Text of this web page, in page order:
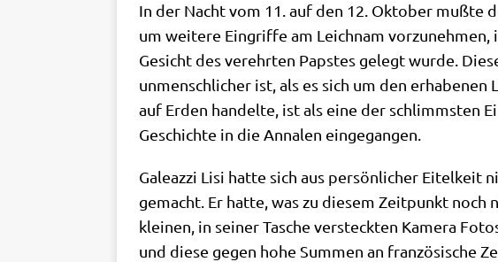
In der Nacht vom 11. auf den 12. Okto­ber muß­te
um wei­te­re Ein­grif­fe am Leich­nam vor­zu­neh­men,
Gesicht des ver­ehr­ten Pap­stes gelegt wur­de.
unmensch­li­cher ist, als es sich um den
auf Erden han­del­te, ist als eine der schlimm­sten
Geschich­te in die Anna­len eingegangen.
Gale­az­zi Lisi hat­te sich aus per­sön­li­cher Eitel­keit
gemacht. Er hat­te, was zu die­sem Zeit­punkt
klei­nen, in sei­ner Tasche ver­steck­ten Kame­ra
und die­se gegen hohe Sum­men an fran­zö­si­sche